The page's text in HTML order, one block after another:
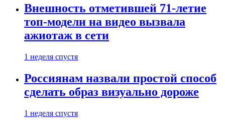
Внешность отметившей 71-летие
топ-модели на видео вызвала
ажиотаж в сети
1 неделя спустя
Россиянам назвали простой способ
сделать образ визуально дороже
1 неделя спустя